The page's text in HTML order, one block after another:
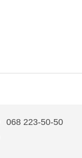
068 223-50-50